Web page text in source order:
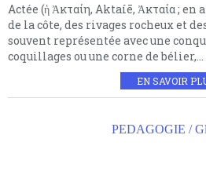
Actée (ἡ Ἀκταίη, Aktaíē, Ἀκταία ; en
de la côte, des rivages rocheux et
souvent représentée avec une
coquillages ou une corne de bélier,...
EN SAVOIR
PEDAGOGIE /